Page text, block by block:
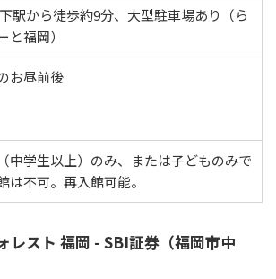
駅から徒歩約9分、大型駐車場あり（ら
と福岡）
お昼前後
中学生以上）のみ、または子どものみで
は不可。再入館可能。
レスト 福岡 - SBI証券（福岡市中